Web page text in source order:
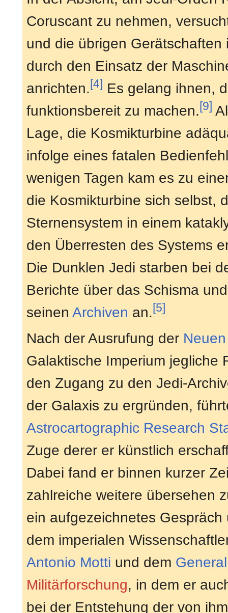
Coruscant zu nehmen,
und die übrigen
durch den Einsatz der
anrichten.[4] Es gelang ihnen,
funktionsbereit zu machen.[9]
Lage, die Kosmikturbine
infolge eines fatalen
wenigen Tagen kam es zu
die Kosmikturbine sich selbst,
Sternensystem in einem
den Überresten des Systems
Die Dunklen Jedi starben bei
Berichte über das Schisma
seinen Archiven an.[5]
Nach der Ausrufung der
Galaktische Imperium jegliche
den Zugang zu den Jedi-
der Galaxis zu ergründen,
Astrocartographic Research
Zuge derer er künstlich
Dabei fand er binnen kurzer
zahlreiche weitere übersehen
ein aufgezeichnetes
dem imperialen
Antonio Motti und dem General
Militärforschung, in dem er
bei der Entstehung der von